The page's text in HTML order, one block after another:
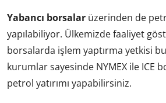
Yabancı borsalar üzerinden de
yapılabiliyor. Ülkemizde faaliyet
borsalarda işlem yaptırma yetkisi
kurumlar sayesinde NYMEX ile ICE
petrol yatırımı yapabilirsiniz.